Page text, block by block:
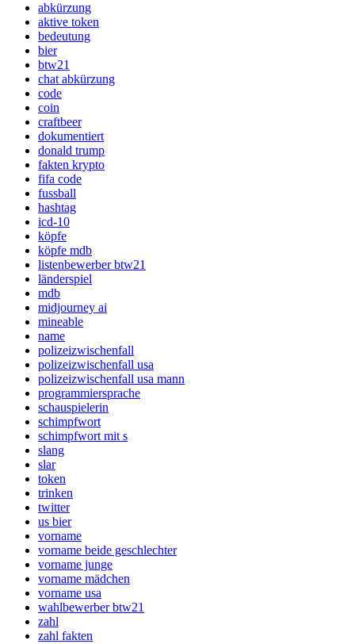
abkürzung
aktive token
bedeutung
bier
btw21
chat abkürzung
code
coin
craftbeer
dokumentiert
donald trump
fakten krypto
fifa code
fussball
hashtag
icd-10
köpfe
köpfe mdb
listenbewerber btw21
länderspiel
mdb
midjourney ai
mineable
name
polizeizwischenfall
polizeizwischenfall usa
polizeizwischenfall usa mann
programmiersprache
schauspielerin
schimpfwort
schimpfwort mit s
slang
slar
token
trinken
twitter
us bier
vorname
vorname beide geschlechter
vorname junge
vorname mädchen
vorname usa
wahlbewerber btw21
zahl
zahl fakten